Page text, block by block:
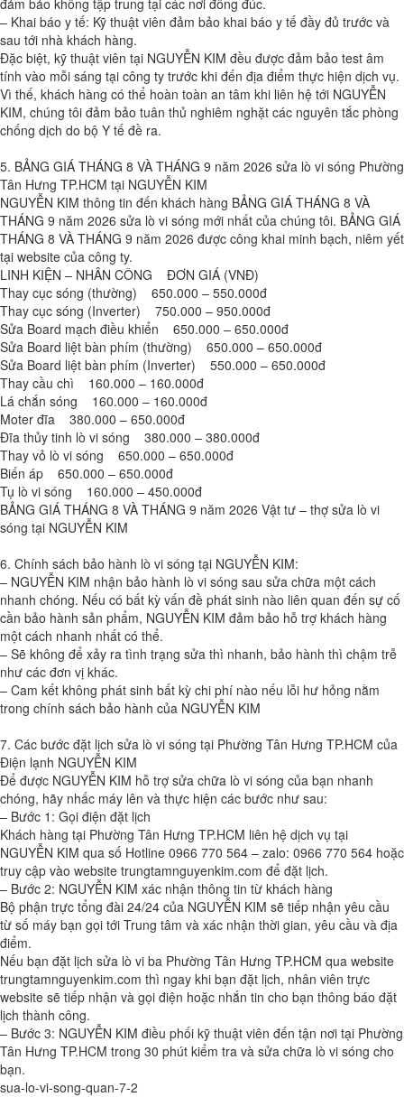
đảm bảo không tập trung tại các nơi đông đúc.
– Khai báo y tế: Kỹ thuật viên đảm bảo khai báo y tế đầy đủ trước và
sau tới nhà khách hàng.
Đặc biệt, kỹ thuật viên tại NGUYỄN KIM đều được đảm bảo test âm
tính vào mỗi sáng tại công ty trước khi đến địa điểm thực hiện dịch vụ.
Vì thế, khách hàng có thể hoàn toàn an tâm khi liên hệ tới NGUYỄN
KIM, chúng tôi đảm bảo tuân thủ nghiêm nghặt các nguyên tắc phòng
chống dịch do bộ Y tế đề ra.
5. BẢNG GIÁ THÁNG 8 VÀ THÁNG 9 năm 2026 sửa lò vi sóng Phường
Tân Hưng TP.HCM tại NGUYỄN KIM
NGUYỄN KIM thông tin đến khách hàng BẢNG GIÁ THÁNG 8 VÀ
THÁNG 9 năm 2026 sửa lò vi sóng mới nhất của chúng tôi. BẢNG GIÁ
THÁNG 8 VÀ THÁNG 9 năm 2026 được công khai minh bạch, niêm yết
tại website của công ty.
LINH KIỆN – NHÂN CÔNG ĐƠN GIÁ (VNĐ)
Thay cục sóng (thường) 650.000 – 550.000đ
Thay cục sóng (Inverter) 750.000 – 950.000đ
Sửa Board mạch điều khiển 650.000 – 650.000đ
Sửa Board liệt bàn phím (thường) 650.000 – 650.000đ
Sửa Board liệt bàn phím (Inverter) 550.000 – 650.000đ
Thay cầu chì 160.000 – 160.000đ
Lá chắn sóng 160.000 – 160.000đ
Moter đĩa 380.000 – 650.000đ
Đĩa thủy tinh lò vi sóng 380.000 – 380.000đ
Thay vỏ lò vi sóng 650.000 – 650.000đ
Biến áp 650.000 – 650.000đ
Tụ lò vi sóng 160.000 – 450.000đ
BẢNG GIÁ THÁNG 8 VÀ THÁNG 9 năm 2026 Vật tư – thợ sửa lò vi
sóng tại NGUYỄN KIM
6. Chính sách bảo hành lò vi sóng tại NGUYỄN KIM:
– NGUYỄN KIM nhận bảo hành lò vi sóng sau sửa chữa một cách
nhanh chóng. Nếu có bất kỳ vấn đề phát sinh nào liên quan đến sự cố
cần bảo hành sản phẩm, NGUYỄN KIM đảm bảo hỗ trợ khách hàng
một cách nhanh nhất có thể.
– Sẽ không để xảy ra tình trạng sửa thì nhanh, bảo hành thì chậm trễ
như các đơn vị khác.
– Cam kết không phát sinh bất kỳ chi phí nào nếu lỗi hư hỏng nằm
trong chính sách bảo hành của NGUYỄN KIM
7. Các bước đặt lịch sửa lò vi sóng tại Phường Tân Hưng TP.HCM của
Điện lạnh NGUYỄN KIM
Để được NGUYỄN KIM hỗ trợ sửa chữa lò vi sóng của bạn nhanh
chóng, hãy nhấc máy lên và thực hiện các bước như sau:
– Bước 1: Gọi điện đặt lịch
Khách hàng tại Phường Tân Hưng TP.HCM liên hệ dịch vụ tại
NGUYỄN KIM qua số Hotline 0966 770 564 – zalo: 0966 770 564 hoặc
truy cập vào website trungtamnguyenkim.com để đặt lịch.
– Bước 2: NGUYỄN KIM xác nhận thông tin từ khách hàng
Bộ phận trực tổng đài 24/24 của NGUYỄN KIM sẽ tiếp nhận yêu cầu
từ số máy bạn gọi tới Trung tâm và xác nhận thời gian, yêu cầu và địa
điểm.
Nếu bạn đặt lịch sửa lò vi ba Phường Tân Hưng TP.HCM qua website
trungtamnguyenkim.com thì ngay khi bạn đặt lịch, nhân viên trực
website sẽ tiếp nhận và gọi điện hoặc nhắn tin cho bạn thông báo đặt
lịch thành công.
– Bước 3: NGUYỄN KIM điều phối kỹ thuật viên đến tận nơi tại Phường
Tân Hưng TP.HCM trong 30 phút kiểm tra và sửa chữa lò vi sóng cho
bạn.
sua-lo-vi-song-quan-7-2